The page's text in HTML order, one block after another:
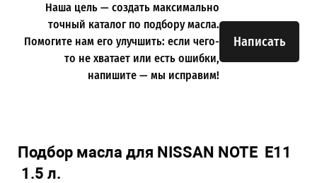
Написать
Наша цель — создать максимально
точный каталог по подбору масла.
Помогите нам его улучшить: если чего-
то не хватает или есть ошибки,
напишите — мы исправим!
Подбор масла для NISSAN NOTE E11
1.5 л.